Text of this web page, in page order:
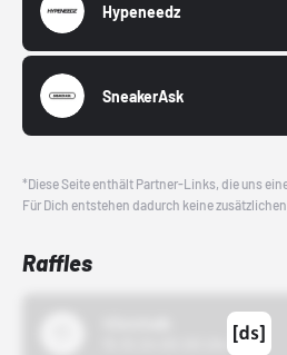
Hypeneedz
SneakerAsk
*Diese Seite enthält Partner-Links, die uns
Für Dich entstehen dadurch keine
Raffles